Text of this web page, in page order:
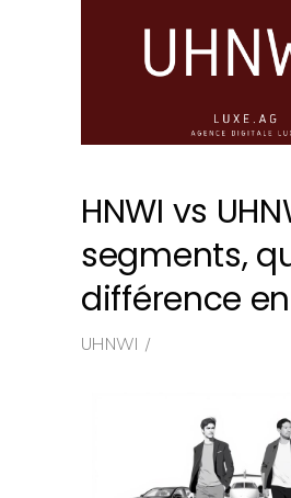
HNWI vs
segments,
différence
UHNWI